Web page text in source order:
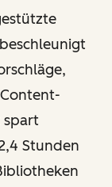
spart
Stunden